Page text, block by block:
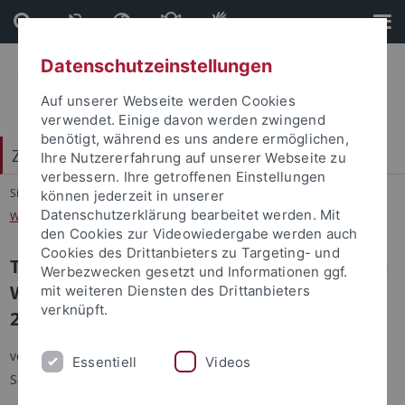
Direkt
zum
Inhalt
Direkt
zur
Fußleiste
Zentrum für Islamische Theologie (ZITh)
Sie sind hier: Startseite
...
World Congress of Middle Eastern Studies 2014 (WOCMES)
Teilnahme einer Delegation des ZiTh beim
World Congress of Middle Eastern Studies
2014 (WOCMES)
von Serkan Ince, Samer Rashwani und Ruggero Vimercati
Sanseverino
Datenschutzeinstellungen
Auf unserer Webseite werden Cookies
verwendet. Einige davon werden zwingend
benötigt, während es uns andere ermöglichen,
Ihre Nutzererfahrung auf unserer Webseite zu
verbessern. Ihre getroffenen Einstellungen
können jederzeit in unserer
Datenschutzerklärung bearbeitet werden. Mit
den Cookies zur Videowiedergabe werden auch
Cookies des Drittanbieters zu Targeting- und
Werbezwecken gesetzt und Informationen ggf.
mit weiteren Diensten des Drittanbieters
verknüpft.
Essentiell Videos